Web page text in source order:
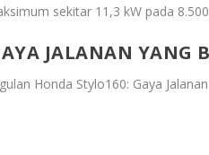
sekitar 11,3 kW pada
JALANAN YANG
Honda Stylo160: Gaya